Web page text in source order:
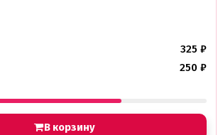
325 ₽
250 ₽
В корзину